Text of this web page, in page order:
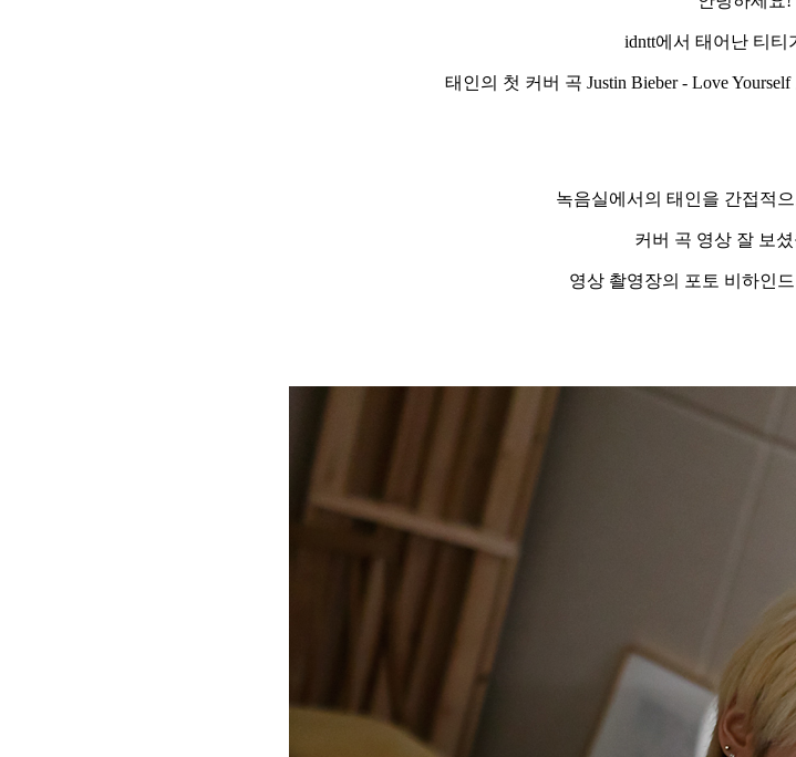
idntt에서 태어난 티티
태인의 첫 커버 곡 Justin Bieber - Love Yourself
녹음실에서의 태인을 간접적
커버 곡 영상 잘 보
영상 촬영장의 포토 비하인